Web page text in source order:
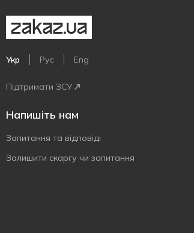
Укр Рус Eng
Підтримати ЗСУ
Напишіть нам
Запитання та відповіді
Залишити скаргу чи запитання